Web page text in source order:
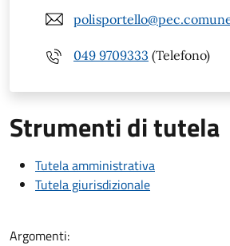
049 9709333 (Telefono)
Strumenti di tutela
Tutela amministrativa
Tutela giurisdizionale
Argomenti: